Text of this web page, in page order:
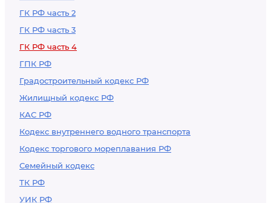
ГК РФ часть 2
ГК РФ часть 3
ГК РФ часть 4
ГПК РФ
Градостроительный кодекс РФ
Жилищный кодекс РФ
КАС РФ
Кодекс внутреннего водного транспорта
Кодекс торгового мореплавания РФ
Семейный кодекс
ТК РФ
УИК РФ